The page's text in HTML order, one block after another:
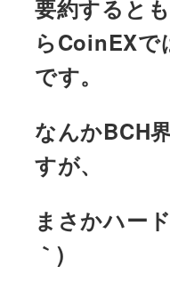
要約すると
らCoinEX
です。
なんかBCH
すが、
まさかハー
｀)